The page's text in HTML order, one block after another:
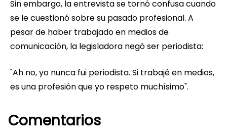
Sin embargo, la entrevista se tornó confusa cuando
se le cuestionó sobre su pasado profesional. A
pesar de haber trabajado en medios de
comunicación, la legisladora negó ser periodista:
"Ah no, yo nunca fui periodista. Si trabajé en medios,
es una profesión que yo respeto muchísimo".
Comentarios